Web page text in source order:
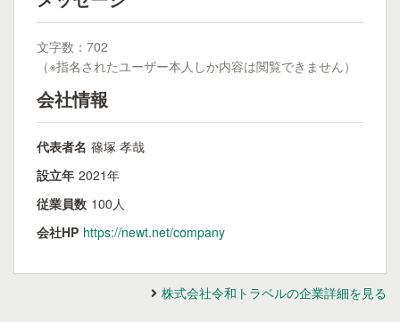
文字数：702
（※指名されたユーザー本人しか内容は閲覧できません）
会社情報
代表者名 篠塚 孝哉
設立年 2021年
従業員数 100人
会社HP https://newt.net/company
株式会社令和トラベルの企業詳細を見る